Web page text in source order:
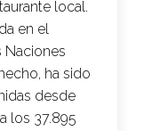
local.
en el
Naciones
ha sido
desde
los 37.895